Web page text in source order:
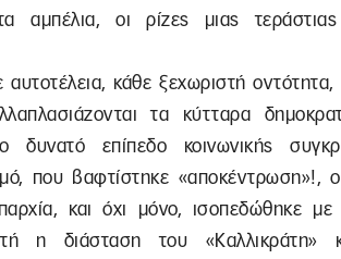
αμπέλια, οι ρίζες μιας
αυτοτέλεια, κάθε ξεχωριστή οντότητα,
τα κύτταρα
δυνατό επίπεδο κοινωνικής
που βαφτίστηκε «αποκέντρωση»!,
και όχι μόνο, ισοπεδώθηκε με
η διάσταση του «Καλλικράτη»